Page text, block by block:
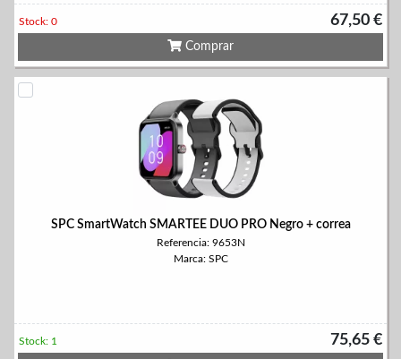
67,50 €
Stock: 0
Comprar
SPC SmartWatch SMARTEE DUO PRO Negro + correa
Referencia: 9653N
Marca: SPC
75,65 €
Stock: 1